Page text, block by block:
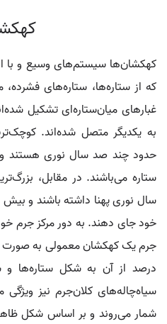
کهکشان‌ها سیستم‌های وسیع و با
که از ستاره‌ها، ستاره‌های فشرده،
غبارهای میان‌ستاره‌ای تشکیل
به یکدیگر متصل شده‌اند.
خود جای دهند. به دور مرکز جرم
جرم یک کهکشان معمولی به صورت
درصد از آن به شکل ستاره‌ها
سیاه‌چاله‌های کلان‌جرم نیز
شمار می‌روند و بر اساس شکل